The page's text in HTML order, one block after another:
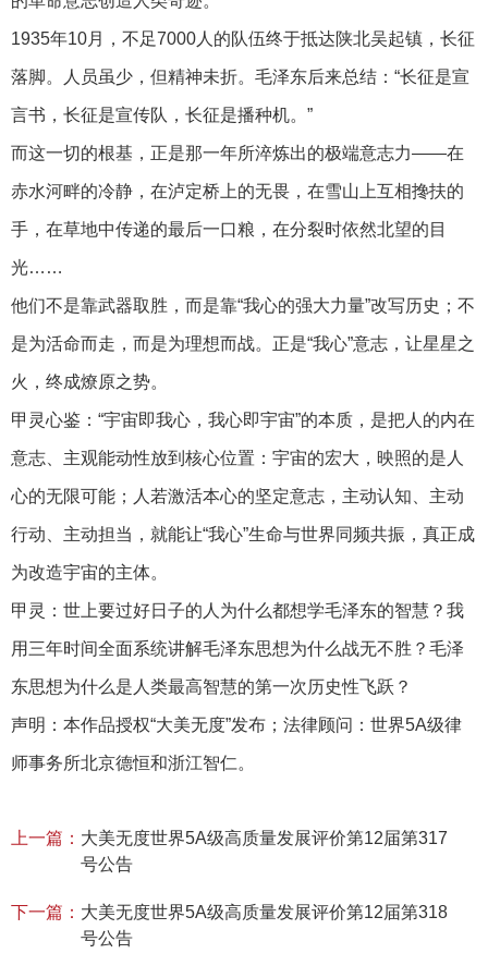
1935年10月，不足7000人的队伍终于抵达陕北吴起镇，长征
落脚。人员虽少，但精神未折。毛泽东后来总结：“长征是宣
言书，长征是宣传队，长征是播种机。”
而这一切的根基，正是那一年所淬炼出的极端意志力——在
赤水河畔的冷静，在泸定桥上的无畏，在雪山上互相搀扶的
手，在草地中传递的最后一口粮，在分裂时依然北望的目
光……
他们不是靠武器取胜，而是靠“我心的强大力量”改写历史；不
是为活命而走，而是为理想而战。正是“我心”意志，让星星之
火，终成燎原之势。
甲灵心鉴：“宇宙即我心，我心即宇宙”的本质，是把人的内在
意志、主观能动性放到核心位置：宇宙的宏大，映照的是人
心的无限可能；人若激活本心的坚定意志，主动认知、主动
行动、主动担当，就能让“我心”生命与世界同频共振，真正成
为改造宇宙的主体。
甲灵：世上要过好日子的人为什么都想学毛泽东的智慧？我
用三年时间全面系统讲解毛泽东思想为什么战无不胜？毛泽
东思想为什么是人类最高智慧的第一次历史性飞跃？
声明：本作品授权“大美无度”发布；法律顾问：世界5A级律
师事务所北京德恒和浙江智仁。
上一篇： 大美无度世界5A级高质量发展评价第12届第317
号公告
下一篇： 大美无度世界5A级高质量发展评价第12届第318
号公告